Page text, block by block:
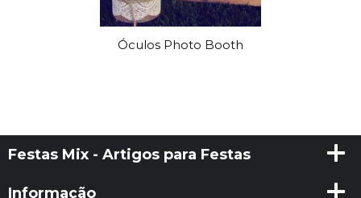
Óculos Photo Booth
Festas Mix - Artigos para Festas
Informação